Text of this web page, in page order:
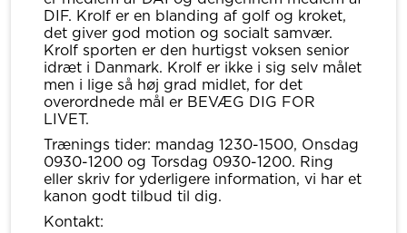
DIF. Krolf er en blanding af golf og kroket,
det giver god motion og socialt samvær.
Krolf sporten er den hurtigst voksen senior
idræt i Danmark. Krolf er ikke i sig selv målet
men i lige så høj grad midlet, for det
overordnede mål er BEVÆG DIG FOR
LIVET.
Trænings tider: mandag 1230-1500, Onsdag
0930-1200 og Torsdag 0930-1200. Ring
eller skriv for yderligere information, vi har et
kanon godt tilbud til dig.
Kontakt: